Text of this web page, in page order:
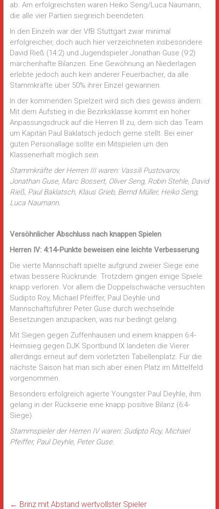
ab. Am erfolgreichsten waren Heiko Seng/Luca Naumann,
die alle vier Partien siegreich beendeten.
In den Einzeln war der VfB Stuttgart zwar minimal
erfolgreicher, doch auch hier verzeichneten insbesondere
David Rieß (14:2) und Jugendspieler Jonathan Guse (9:2)
märchenhafte Bilanzen. Eine Gewöhnung an Niederlagen
erlebte jedoch auch kein anderer Feuerbacher, da alle
Stammkräfte über 50% ihrer Einzel gewannen.
In der kommenden Spielzeit wird sich dies gewiss ändern:
Mit dem Aufstieg in die Bezirksklasse kommt ein hoher
Anpassungsdruck auf die Herren III zu, dem sich das Team
um Kapitän Paul Baklatsch jedoch gerne stellt. Bei einer
guten Personallage sollte ein Mitspielen um den
Klassenerhalt möglich sein.
Stammkräfte der Herren III waren: Vassili Pustovarov,
Jonathan Guse, Marc Bossert, Oliver Seng, Robin Stehle, David
Rieß, Paul Baklatsch, Klaus Grieb, Bernd Müller, Heiko Seng,
Luca Naumann.
Versöhnlicher Abschluss nach knappen Spielen
Herren IV: 4:14-Punkte beweisen eine leichte Verbesserung
Die vierte Mannschaft spielte aufgrund zweier Siege eine
etwas bessere Rückrunde. Trotzdem gingen einige Spiele
knapp verloren. Vor allem die Doppelschwäche versuchten
Sudipto Roy, Michael Pfeiffer, Paul Deyhle und
Mannschaftsführer Peter Guse durch wechselnde
Besetzungen anzupacken, was nur bedingt gelang.
Mit Siegen gegen Zuffenhausen und einem knappen 6:4-
Heimsieg gegen DJK Sportbund IX landeten die Vierer
allerdings erneut auf dem vorletzten Tabellenplatz. Für die
nächste Saison hat man sich aber einen Platz im Mittelfeld
vorgenommen.
Besonders erfolgreich agierte Youngster Paul Deyhle, ihm
gelang in der Rückserie eine knapp positive Bilanz (6:4-
Siege).
Stammspieler der Herren IV waren: Sudipto Roy, Michael
Pfeiffer, Paul Deyhle, Peter Guse.
← Brinz mit Abstand wertvollster Spieler